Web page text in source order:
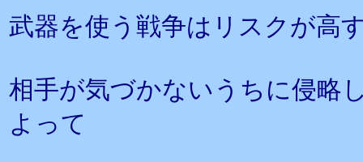
武器を使う戦争はリスクが高
相手が気づかないうちに侵略
よって